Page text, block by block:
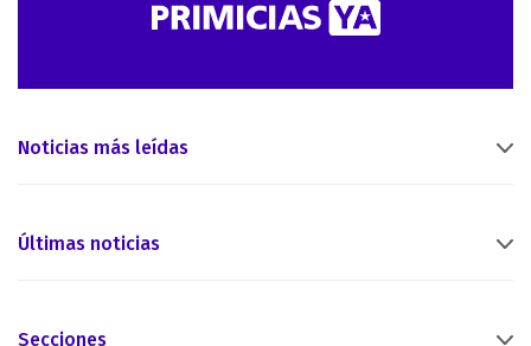
Noticias más leídas
Últimas noticias
Secciones